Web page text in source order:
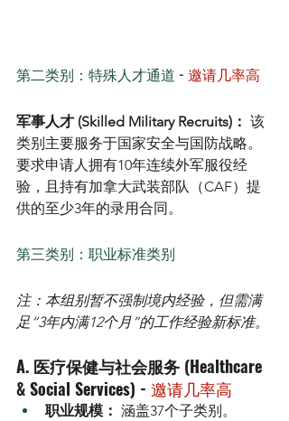
第二类别：特殊人才通道 - 邀请几率高
军事人才 (Skilled Military Recruits)： 该
类别主要服务于国家安全与国防战略。
要求申请人拥有10年连续外军服役经
验，且持有加拿大武装部队（CAF）提
供的至少3年的录用合同。
第三类别：职业标准类别
注：本组别暂不强制境内经验，但需满
足“3年内满12个月”的工作经验新标准。
A. 医疗保健与社会服务 (Healthcare
& Social Services) - 邀请几率高
职业规模： 涵盖37个子类别。